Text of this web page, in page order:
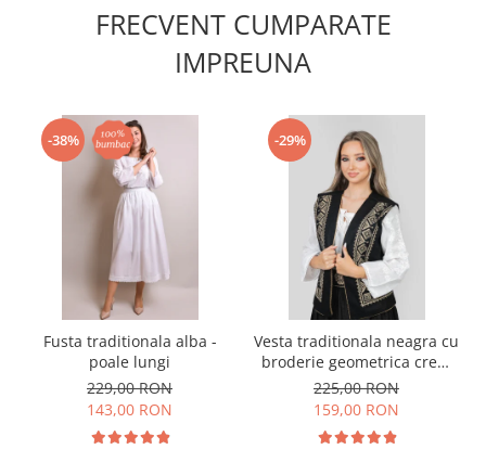
FRECVENT CUMPARATE
IMPREUNA
-38%
Fusta traditionala alba -
poale lungi
229,00 RON
143,00 RON
-29%
Vesta traditionala neagra cu
broderie geometrica crem
Flavia
225,00 RON
159,00 RON